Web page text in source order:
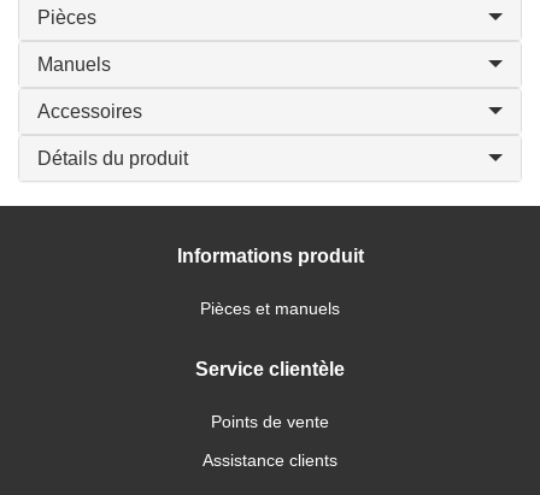
Pièces
Manuels
Accessoires
Détails du produit
Informations produit
Pièces et manuels
Service clientèle
Points de vente
Assistance clients